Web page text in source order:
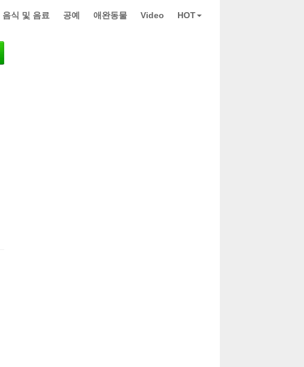
음식 및 음료 공예 애완동물 Video HOT